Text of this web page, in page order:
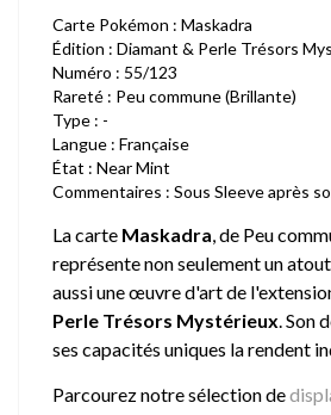
Carte Pokémon : Maskadra
Édition : Diamant & Perle Trésors
Numéro : 55/123
Rareté : Peu commune (Brillante)
Type : -
Langue : Française
État : Near Mint
Commentaires : Sous Sleeve après
La carte Maskadra, de Peu
représente non seulement un
aussi une œuvre d'art de
Perle Trésors Mystérieux. Son
ses capacités uniques la rendent
Parcourez notre sélection de